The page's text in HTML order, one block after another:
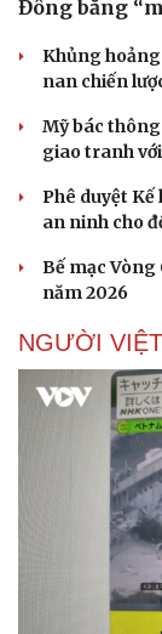
Đông bằng
Khủng
nan chiến
Mỹ bác
giao tranh
Phê duyệt
an ninh cho
Bế mạc
năm 2026
NGƯỜI VIỆT